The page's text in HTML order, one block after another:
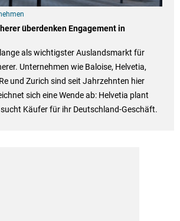
überdenken Engagement in
als wichtigster Auslandsmarkt für
Unternehmen wie Baloise, Helvetia,
und Zurich sind seit Jahrzehnten hier
sich eine Wende ab: Helvetia plant
Käufer für ihr Deutschland-Geschäft.